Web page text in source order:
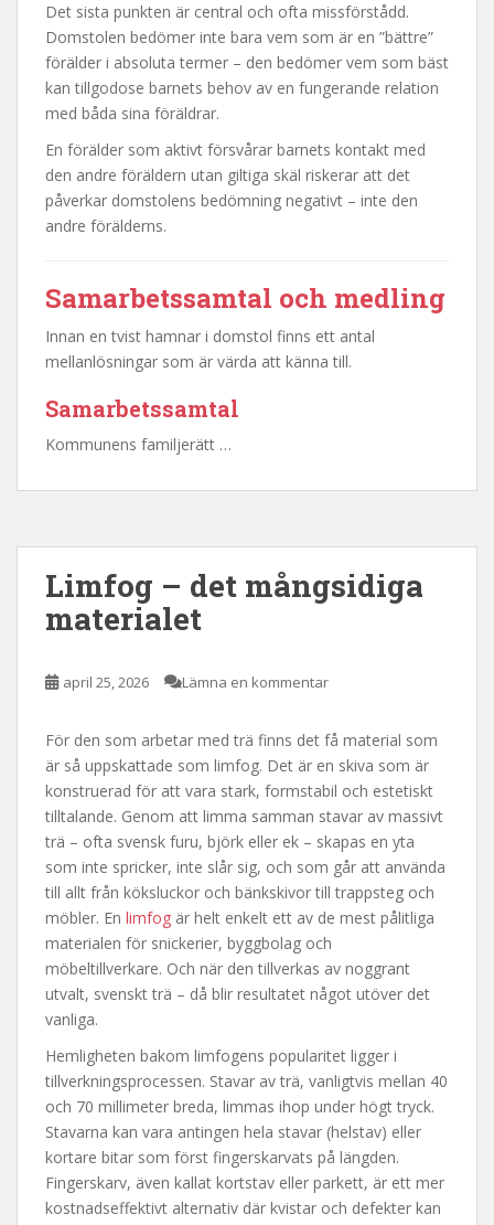
Det sista punkten är central och ofta missförstådd.
Domstolen bedömer inte bara vem som är en ”bättre”
förälder i absoluta termer – den bedömer vem som bäst
kan tillgodose barnets behov av en fungerande relation
med båda sina föräldrar.
En förälder som aktivt försvårar barnets kontakt med
den andre föräldern utan giltiga skäl riskerar att det
påverkar domstolens bedömning negativt – inte den
andre förälderns.
Samarbetssamtal och medling
Innan en tvist hamnar i domstol finns ett antal
mellanlösningar som är värda att känna till.
Samarbetssamtal
Kommunens familjerätt …
Limfog – det mångsidiga
materialet
april 25, 2026 Lämna en kommentar
För den som arbetar med trä finns det få material som
är så uppskattade som limfog. Det är en skiva som är
konstruerad för att vara stark, formstabil och estetiskt
tilltalande. Genom att limma samman stavar av massivt
trä – ofta svensk furu, björk eller ek – skapas en yta
som inte spricker, inte slår sig, och som går att använda
till allt från köksluckor och bänkskivor till trappsteg och
möbler. En limfog är helt enkelt ett av de mest pålitliga
materialen för snickerier, byggbolag och
möbeltillverkare. Och när den tillverkas av noggrant
utvalt, svenskt trä – då blir resultatet något utöver det
vanliga.
Hemligheten bakom limfogens popularitet ligger i
tillverkningsprocessen. Stavar av trä, vanligtvis mellan 40
och 70 millimeter breda, limmas ihop under högt tryck.
Stavarna kan vara antingen hela stavar (helstav) eller
kortare bitar som först fingerskarvats på längden.
Fingerskarv, även kallat kortstav eller parkett, är ett mer
kostnadseffektivt alternativ där kvistar och defekter kan